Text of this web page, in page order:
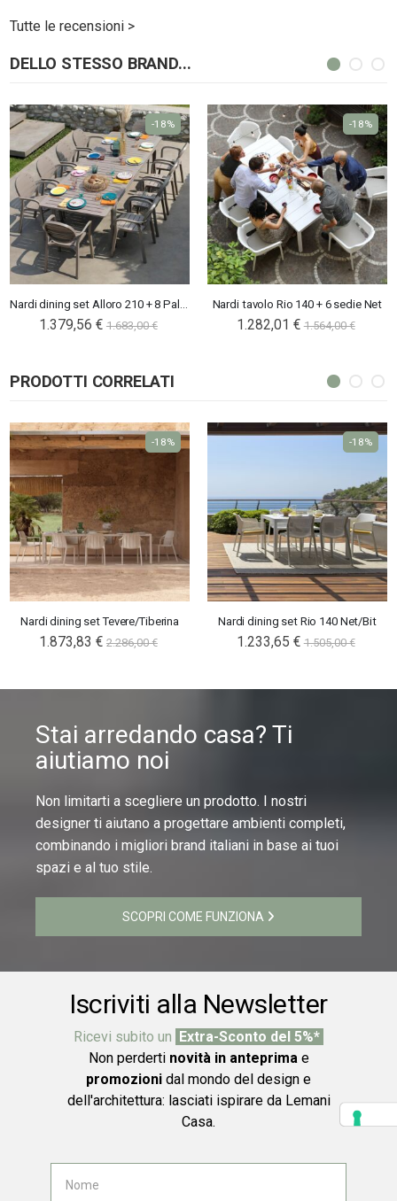
Tutte le recensioni >
DELLO STESSO BRAND...
Nardi dining set Alloro 210 + 8 Palma
1.379,56 € 1.683,00 €
-18%
Nardi tavolo Rio 140 + 6 sedie Net
1.282,01 € 1.564,00 €
-18%
PRODOTTI CORRELATI
Nardi dining set Tevere/Tiberina
1.873,83 € 2.286,00 €
-18%
Nardi dining set Rio 140 Net/Bit
1.233,65 € 1.505,00 €
-18%
Stai arredando casa? Ti
aiutiamo noi
Non limitarti a scegliere un prodotto. I nostri
designer ti aiutano a progettare ambienti completi,
combinando i migliori brand italiani in base ai tuoi
spazi e al tuo stile.
SCOPRI COME FUNZIONA
Iscriviti alla Newsletter
Ricevi subito un
Extra-Sconto del 5%*
Non perderti novità in anteprimae
promozioni dal mondo del design e
dell'architettura: lasciati ispirare da Lemani
Casa.